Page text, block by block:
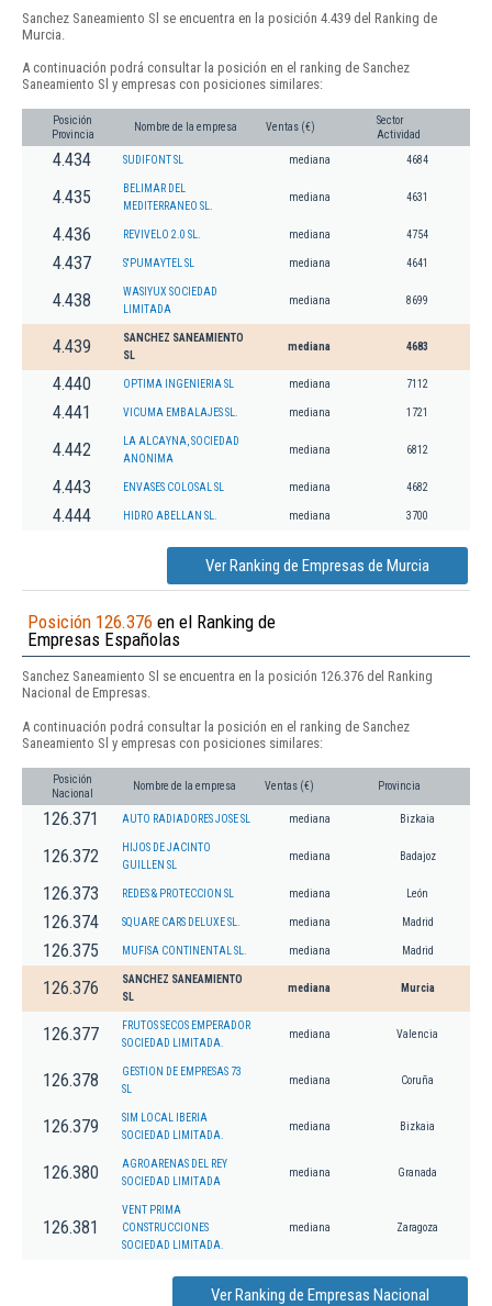
Sanchez Saneamiento Sl se encuentra en la posición 4.439 del Ranking de
Murcia.
A continuación podrá consultar la posición en el ranking de Sanchez
Saneamiento Sl y empresas con posiciones similares:
Posición
Provincia
Nombre de la empresa Ventas (€)
Sector
Actividad
4.434 SUDIFONT SL mediana 4684
4.435
BELIMAR DEL
MEDITERRANEO SL.
mediana 4631
4.436 REVIVELO 2.0 SL. mediana 4754
4.437 S'PUMAYTEL SL mediana 4641
4.438
WASIYUX SOCIEDAD
LIMITADA
mediana 8699
4.439
SANCHEZ SANEAMIENTO
SL
mediana 4683
4.440 OPTIMA INGENIERIA SL mediana 7112
4.441 VICUMA EMBALAJES SL. mediana 1721
4.442
LA ALCAYNA, SOCIEDAD
ANONIMA
mediana 6812
4.443 ENVASES COLOSAL SL mediana 4682
4.444 HIDRO ABELLAN SL. mediana 3700
Ver Ranking de Empresas de Murcia
Posición 126.376 en el Ranking de
Empresas Españolas
Sanchez Saneamiento Sl se encuentra en la posición 126.376 del Ranking
Nacional de Empresas.
A continuación podrá consultar la posición en el ranking de Sanchez
Saneamiento Sl y empresas con posiciones similares:
Posición
Nacional
Nombre de la empresa Ventas (€) Provincia
126.371 AUTO RADIADORES JOSE SL mediana Bizkaia
126.372
HIJOS DE JACINTO
GUILLEN SL
mediana Badajoz
126.373 REDES & PROTECCION SL mediana León
126.374 SQUARE CARS DELUXE SL. mediana Madrid
126.375 MUFISA CONTINENTAL SL. mediana Madrid
126.376
SANCHEZ SANEAMIENTO
SL
mediana Murcia
126.377
FRUTOS SECOS EMPERADOR
SOCIEDAD LIMITADA.
mediana Valencia
126.378
GESTION DE EMPRESAS 73
SL
mediana Coruña
126.379
SIM LOCAL IBERIA
SOCIEDAD LIMITADA.
mediana Bizkaia
126.380
AGROARENAS DEL REY
SOCIEDAD LIMITADA
mediana Granada
126.381
VENT PRIMA
CONSTRUCCIONES
SOCIEDAD LIMITADA.
mediana Zaragoza
Ver Ranking de Empresas Nacional